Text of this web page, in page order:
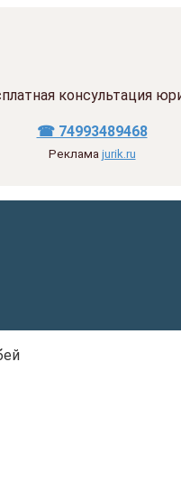
консультация
☎ 74993489468
Реклама jurik.ru